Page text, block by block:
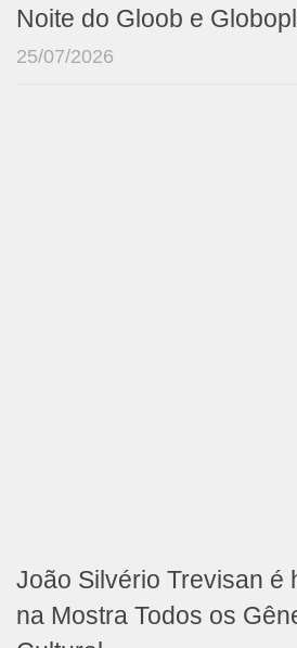
Noite do Gloob e
25/07/2026
João Silvério Trevisan é
na Mostra Todos os